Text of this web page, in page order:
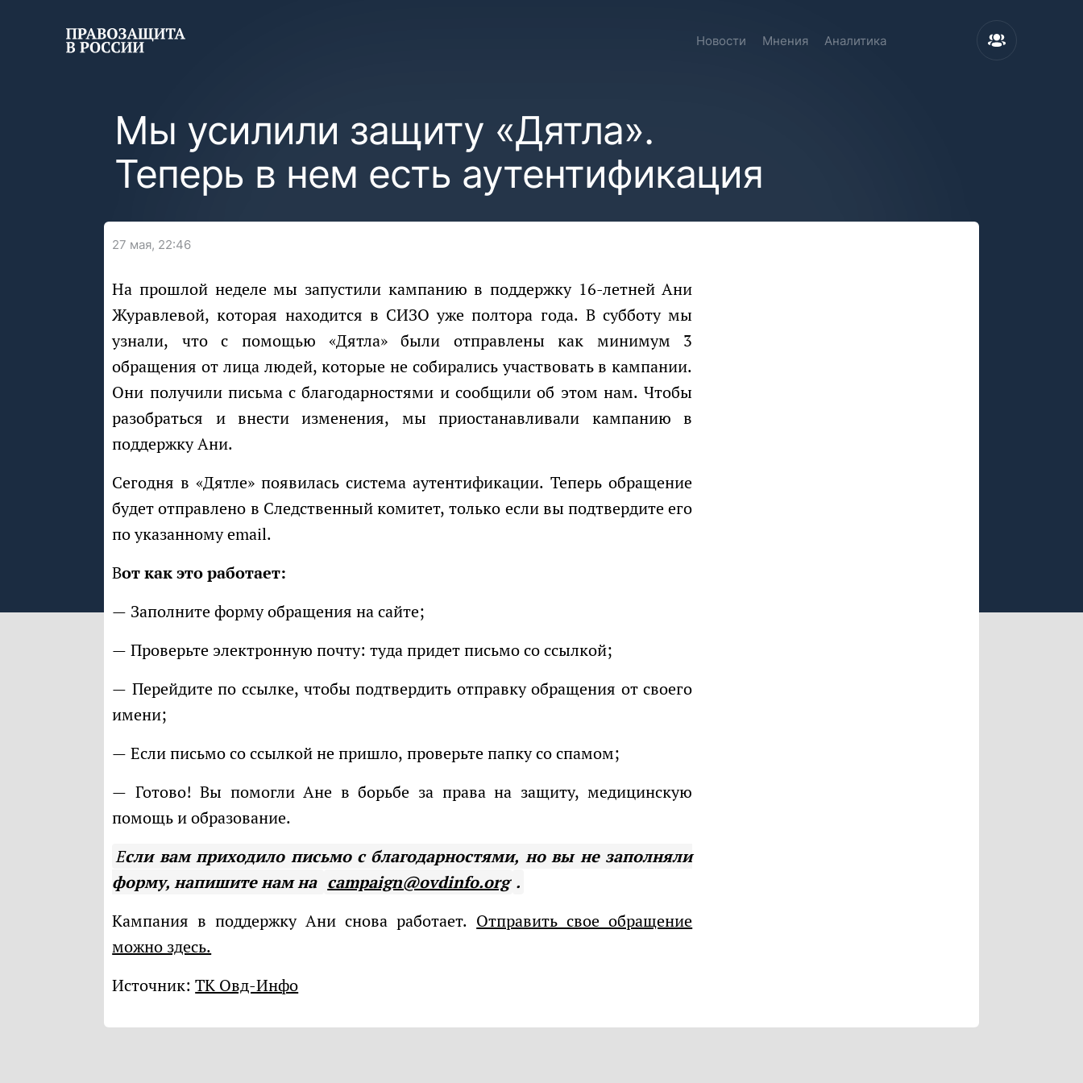
Новости Мнения Аналитика
Мы усилили защиту «Дятла».
Теперь в нем есть аутентификация
27 мая, 22:46
На прошлой неделе мы запустили кампанию в поддержку 16-летней Ани
Журавлевой, которая находится в СИЗО уже полтора года. В субботу мы
узнали, что с помощью «Дятла» были отправлены как минимум 3
обращения от лица людей, которые не собирались участвовать в кампании.
Они получили письма с благодарностями и сообщили об этом нам. Чтобы
разобраться и внести изменения, мы приостанавливали кампанию в
поддержку Ани.
Сегодня в «Дятле» появилась система аутентификации. Теперь обращение
будет отправлено в Следственный комитет, только если вы подтвердите его
по указанному email.
Вот как это работает:
— Заполните форму обращения на сайте;
— Проверьте электронную почту: туда придет письмо со ссылкой;
— Перейдите по ссылке, чтобы подтвердить отправку обращения от своего
имени;
— Если письмо со ссылкой не пришло, проверьте папку со спамом;
— Готово! Вы помогли Ане в борьбе за права на защиту, медицинскую
помощь и образование.
Если вам приходило письмо с благодарностями, но вы не заполняли
форму, напишите нам на campaign@ovdinfo.org .
Кампания в поддержку Ани снова работает. Отправить свое обращение
можно здесь.
Источник:ТК Овд-Инфо